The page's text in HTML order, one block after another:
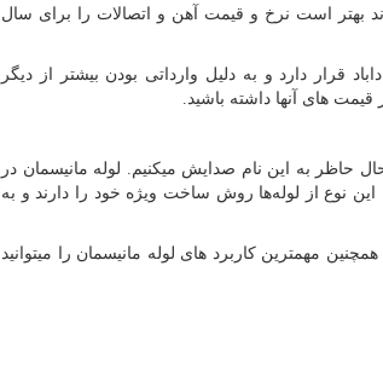
بهتر است نرخ و قیمت آهن و اتصالات را برای سال
قرار دارد و به دلیل وارداتی بودن بیشتر از دیگر
های آنها داشته باشید.
حاظر به این نام صدایش میکنیم. لوله مانیسمان در
این نوع از لوله‌ها روش ساخت ویژه خود را دارند و به
مهمترین کاربرد های لوله مانیسمان را میتوانید